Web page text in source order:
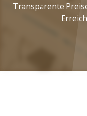
Transparente